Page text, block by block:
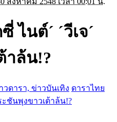
ไนต์´ ´วีเจ´
าล้น!?
วดารา, ข่าวบันเทิง ดาราไทย
ะชันพุงขาวเต้าล้น!?